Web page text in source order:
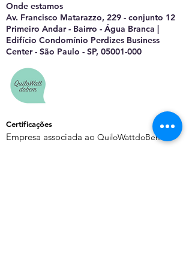
Onde estamos
Av. Francisco Matarazzo, 229 - conjunto 12
Primeiro Andar - Bairro - Água Branca |
Edifício Condomínio Perdizes Business
Center - São Paulo - SP, 05001-000
Certificações
Empresa associada ao QuiloWattdoBem